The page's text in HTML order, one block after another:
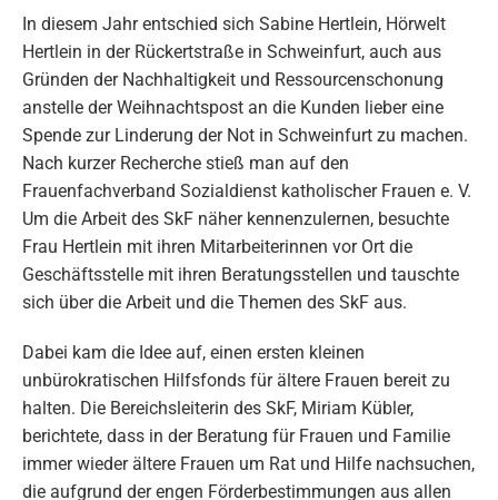
In diesem Jahr entschied sich Sabine Hertlein, Hörwelt
Hertlein in der Rückertstraße in Schweinfurt, auch aus
Gründen der Nachhaltigkeit und Ressourcenschonung
anstelle der Weihnachtspost an die Kunden lieber eine
Spende zur Linderung der Not in Schweinfurt zu machen.
Nach kurzer Recherche stieß man auf den
Frauenfachverband Sozialdienst katholischer Frauen e. V.
Um die Arbeit des SkF näher kennenzulernen, besuchte
Frau Hertlein mit ihren Mitarbeiterinnen vor Ort die
Geschäftsstelle mit ihren Beratungsstellen und tauschte
sich über die Arbeit und die Themen des SkF aus.
Dabei kam die Idee auf, einen ersten kleinen
unbürokratischen Hilfsfonds für ältere Frauen bereit zu
halten. Die Bereichsleiterin des SkF, Miriam Kübler,
berichtete, dass in der Beratung für Frauen und Familie
immer wieder ältere Frauen um Rat und Hilfe nachsuchen,
die aufgrund der engen Förderbestimmungen aus allen